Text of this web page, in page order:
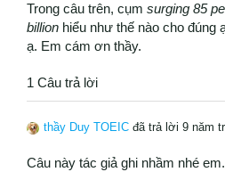
Trong câu trên, cụm surging 85
billion hiểu như thế nào cho đúng
ạ. Em cám ơn thầy.
1 Câu trả lời
thầy Duy TOEIC đã trả lời 9 năm
Câu này tác giả ghi nhầm nhé